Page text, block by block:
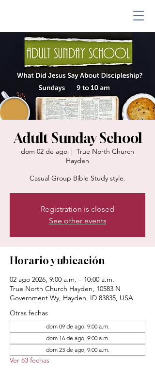
Adult Sunday School
dom 02 de ago
  |
True North Church
Hayden
Casual Group Bible Study style.
Registration is closed
See other events
Horario y ubicación
02 ago 2026, 9:00 a.m. – 10:00 a.m.
True North Church Hayden, 10583 N
Government Wy, Hayden, ID 83835, USA
Otras fechas
dom 09 de ago, 9:00 a.m.
dom 16 de ago, 9:00 a.m.
dom 23 de ago, 9:00 a.m.
Ver 83 fechas